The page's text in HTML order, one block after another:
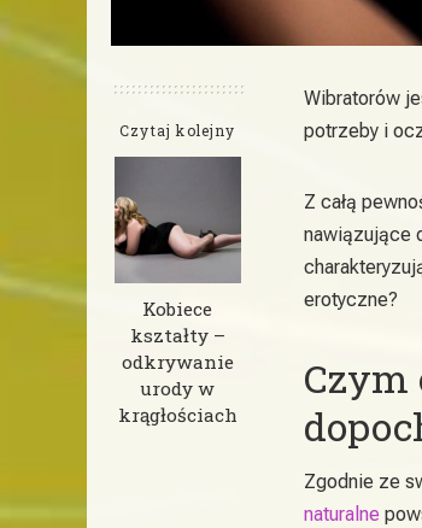
Czytaj kolejny
Kobiece
kształty –
odkrywanie
urody w
krągłościach
Wibratorów
potrzeby i
Z całą
nawiązujące
erotyczne?
Zgodnie ze
naturalne